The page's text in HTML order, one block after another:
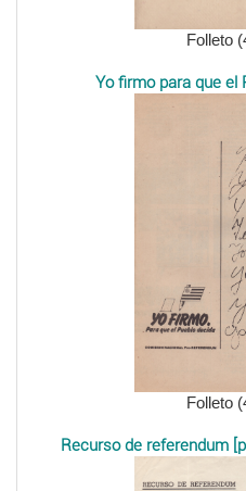
Folleto
Yo firmo para que el
Folleto
Recurso de referendum